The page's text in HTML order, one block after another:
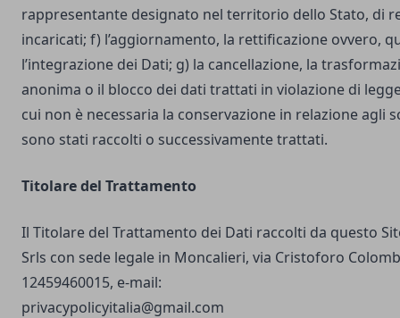
rappresentante designato nel territorio dello Stato, di
incaricati; f) l’aggiornamento, la rettificazione ovvero,
l’integrazione dei Dati; g) la cancellazione, la
anonima o il blocco dei dati trattati in violazione di
cui non è necessaria la conservazione in relazione agli
sono stati raccolti o successivamente trattati.
Titolare del Trattamento
Il Titolare del Trattamento dei Dati raccolti da questo
Srls con sede legale in Moncalieri, via Cristoforo
12459460015, e-mail:
privacypolicyitalia@gmail.com